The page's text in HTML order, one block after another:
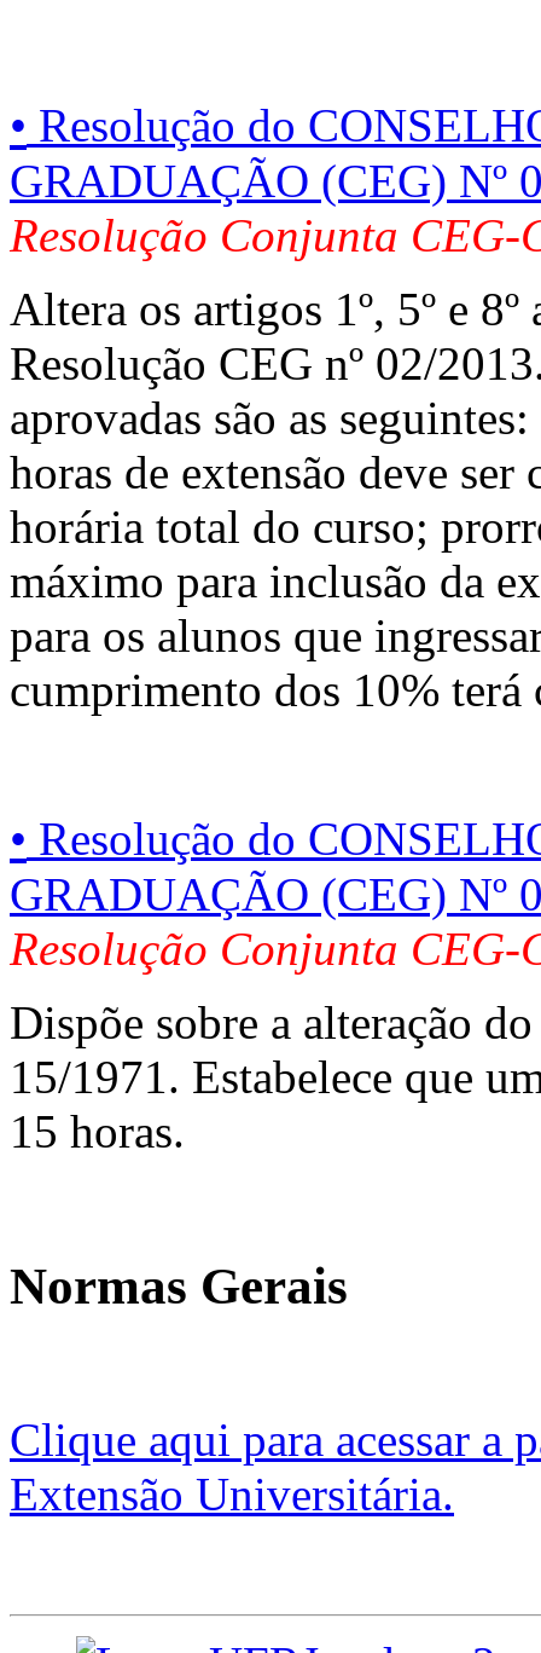
• Resolução do
GRADUAÇÃO (CEG) Nº
Resolução Conjunta CEG-
Altera os artigos 1º, 5º e
Resolução CEG nº 02/
aprovadas são as
horas de extensão deve
horária total do curso;
máximo para inclusão da
para os alunos que
cumprimento dos 10%
• Resolução do
GRADUAÇÃO (CEG) Nº
Resolução Conjunta CEG-
Dispõe sobre a alteração
15/1971. Estabelece que
15 horas.
Normas Gerais
Clique aqui para acessar a
Extensão Universitária.